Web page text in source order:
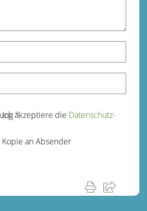
*
Ich akzeptiere die Datenschutz­
Kopie an Absender